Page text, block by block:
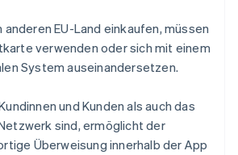
anderen EU-Land einkaufen, müssen
verwenden oder sich mit einem
System auseinandersetzen.
und Kunden als auch das
sind, ermöglicht der
Überweisung innerhalb der App